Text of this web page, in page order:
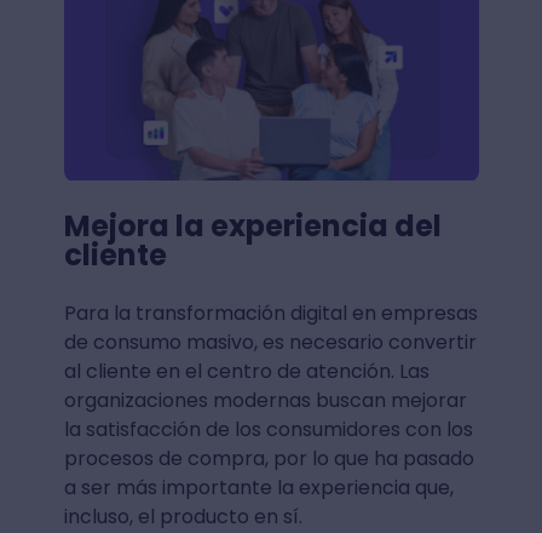
Mejora la experiencia del
cliente
Para la transformación digital en empresas
de consumo masivo, es necesario convertir
al cliente en el centro de atención. Las
organizaciones modernas buscan mejorar
la satisfacción de los consumidores con los
procesos de compra, por lo que ha pasado
a ser más importante la experiencia que,
incluso, el producto en sí.